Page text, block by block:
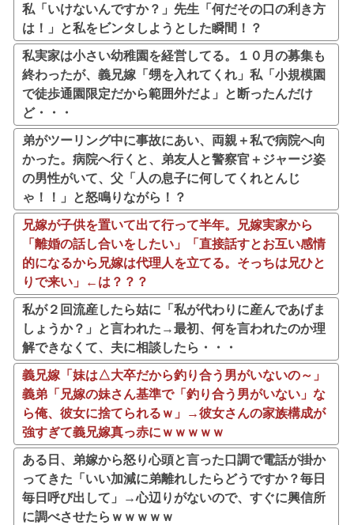
私「いけないんですか？」先生「何だその口の利き方
は！」と私をビンタしようとした瞬間！？
私実家は小さい幼稚園を経営してる。１０月の募集も
終わったが、義兄嫁「甥を入れてくれ」私「小規模園
で徒歩通園限定だから範囲外だよ」と断ったんだけ
ど・・・
弟がツーリング中に事故にあい、両親＋私で病院へ向
かった。病院へ行くと、弟友人と警察官＋ジャージ姿
の男性がいて、父「人の息子に何してくれとんじ
ゃ！！」と怒鳴りながら！？
兄嫁が子供を置いて出て行って半年。兄嫁実家から
「離婚の話し合いをしたい」「直接話すとお互い感情
的になるから兄嫁は代理人を立てる。そっちは兄ひと
りで来い」←は？？？
私が２回流産したら姑に「私が代わりに産んであげま
しょうか？」と言われた→最初、何を言われたのか理
解できなくて、夫に相談したら・・・
義兄嫁「妹は△大卒だから釣り合う男がいないの～」
義弟「兄嫁の妹さん基準で「釣り合う男がいない」な
ら俺、彼女に捨てられるｗ」→彼女さんの家族構成が
強すぎて義兄嫁真っ赤にｗｗｗｗｗ
ある日、弟嫁から怒り心頭と言った口調で電話が掛か
ってきた「いい加減に弟離れしたらどうですか？毎日
毎日呼び出して」→心辺りがないので、すぐに興信所
に調べさせたらｗｗｗｗｗ